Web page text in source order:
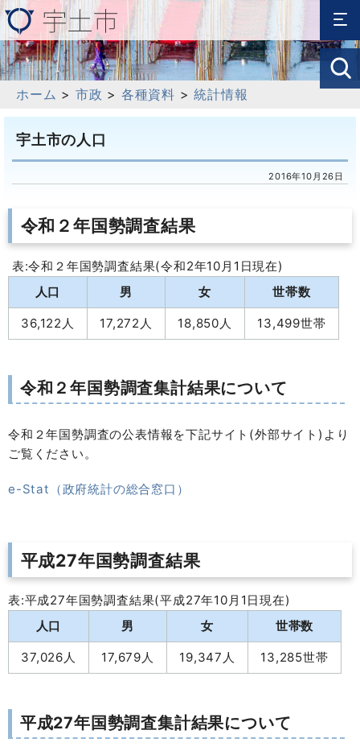
ホーム > 市政 > 各種資料 >統計情報
宇土市の人口
2016年10月26日
令和２年国勢調査結果
表:令和２年国勢調査結果(令和2年10月1日現在)
人口
男 女 世帯数
36,122人 17,272人 18,850人 13,499世帯
令和２年国勢調査集計結果について
令和２年国勢調査の公表情報を下記サイト(外部サイト)より
ご覧ください。
e-Stat（政府統計の総合窓口）
平成27年国勢調査結果
表:平成27年国勢調査結果(平成27年10月1日現在)
人口
男 女 世帯数
37,026人 17,679人 19,347人 13,285世帯
平成27年国勢調査集計結果について